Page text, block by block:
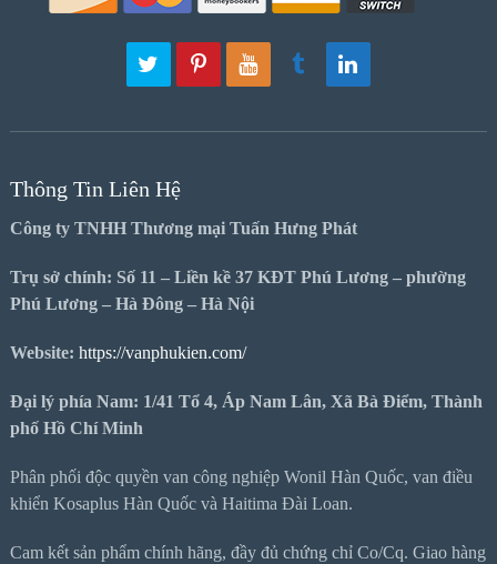
Thông Tin Liên Hệ
Công ty TNHH Thương mại Tuấn Hưng Phát
Trụ sở chính: Số 11 – Liền kề 37 KĐT Phú Lương – phường
Phú Lương – Hà Đông – Hà Nội
Website: https://vanphukien.com/
Đại lý phía Nam: 1/41 Tổ 4, Áp Nam Lân, Xã Bà Điểm, Thành
phố Hồ Chí Minh
Phân phối độc quyền van công nghiệp Wonil Hàn Quốc, van điều
khiển Kosaplus Hàn Quốc và Haitima Đài Loan.
Cam kết sản phẩm chính hãng, đầy đủ chứng chỉ Co/Cq. Giao hàng